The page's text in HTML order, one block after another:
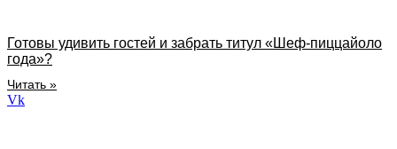
Готовы удивить гостей и забрать титул «Шеф-пиццайоло
года»?
Читать »
Vk